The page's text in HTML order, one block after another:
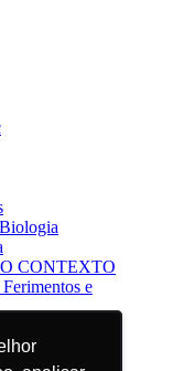
CONTEXTO
e